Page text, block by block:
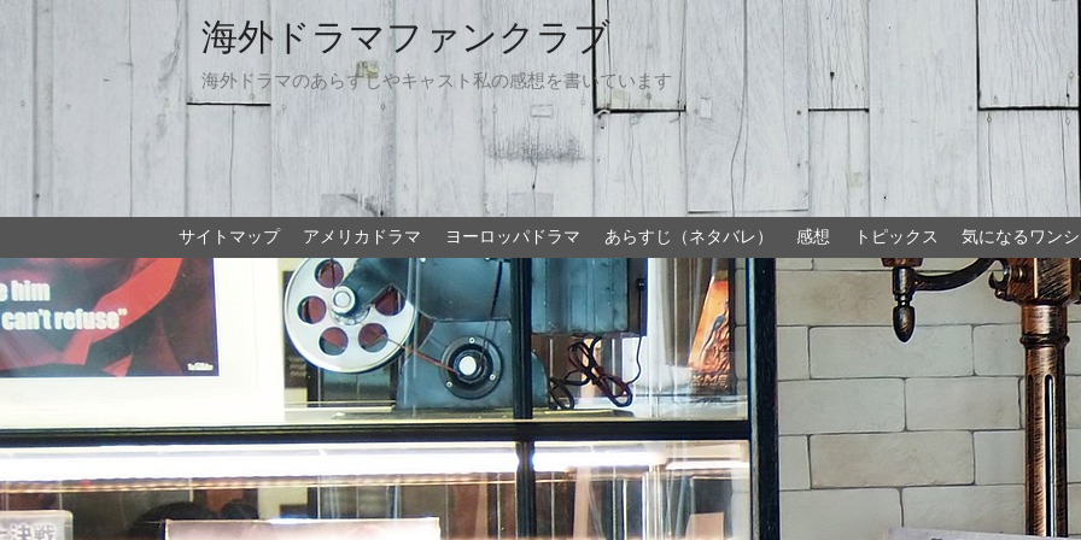
海外ドラマファンクラブ
海外ドラマのあらすじやキャスト私の感想を書いています
サイトマップ アメリカドラマ ヨーロッパドラマ あらすじ（ネタバレ） 感想 トピックス 気になるワン